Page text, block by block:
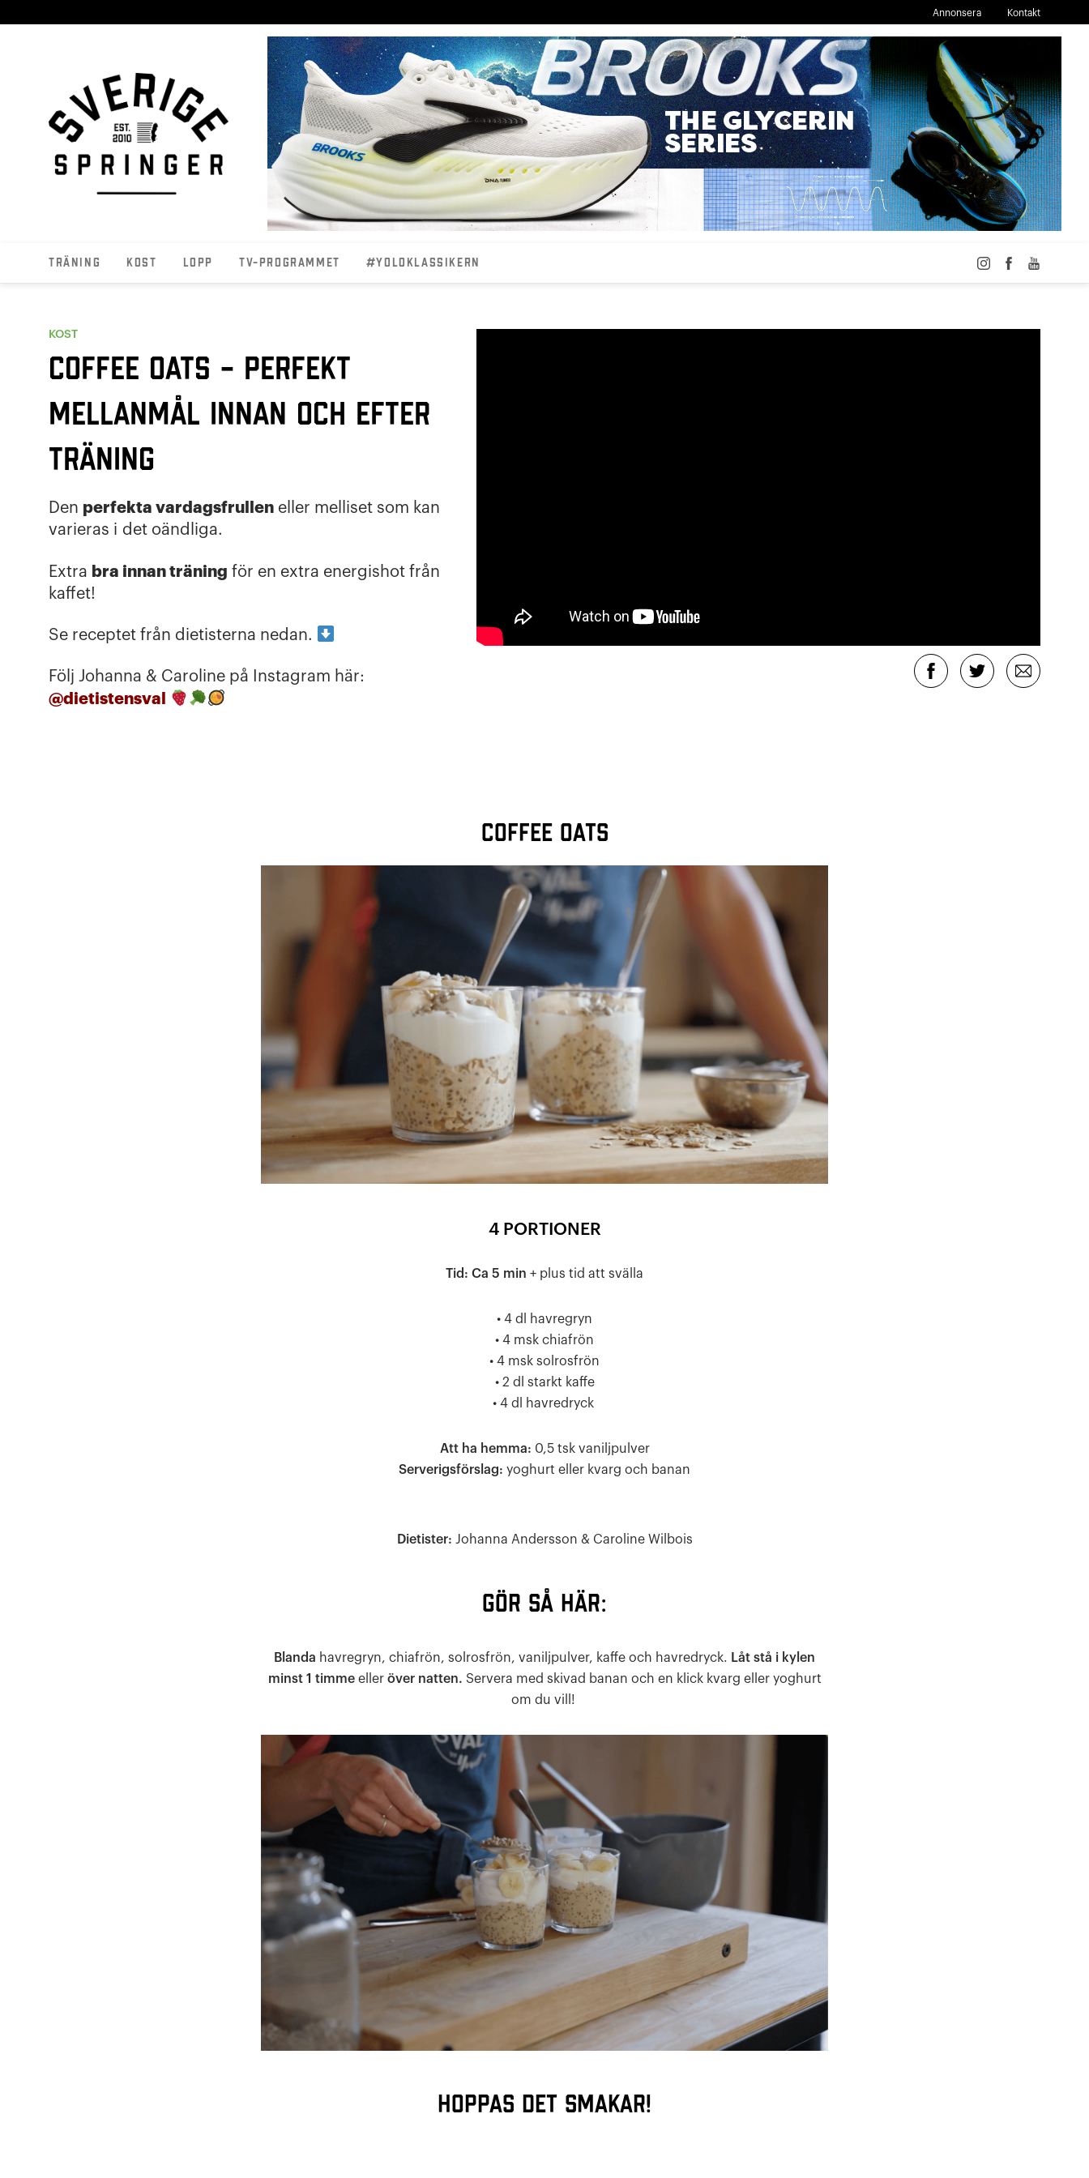
Annonsera Kontakt
Träning Kost Lopp TV-programmet #YOLOKLASSIKERN
KOST
Coffee oats – Perfekt
mellanmål innan och efter
träning
Den perfekta vardagsfrullen eller melliset som kan
varieras i det oändliga.
Extra bra innan träning för en extra energishot från
kaffet!
Se receptet från dietisterna nedan.
Följ Johanna & Caroline på Instagram här:
@dietistensval
COFFEE OATS
4 PORTIONER
Tid: Ca 5 min + plus tid att svälla
• 4 dl havregryn
• 4 msk chiafrön
• 4 msk solrosfrön
• 2 dl starkt kaffe
• 4 dl havredryck
Att ha hemma: 0,5 tsk vaniljpulver
Serverigsförslag: yoghurt eller kvarg och banan
Dietister: Johanna Andersson & Caroline Wilbois
GÖR SÅ HÄR:
Blanda havregryn, chiafrön, solrosfrön, vaniljpulver, kaffe och havredryck. Låt stå i kylen
minst 1 timmeeller över natten. Servera med skivad banan och en klick kvarg eller yoghurt
om du vill!
Hoppas det smakar!